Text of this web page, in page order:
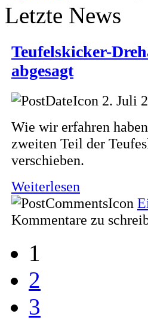
Letzte News
Teufelskicker-
abgesagt
2. Juli
Wie wir erfahren
zweiten Teil der
verschieben.
Weiterlesen
Kommentare zu
1
2
3